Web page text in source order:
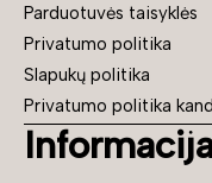
Parduotuvės taisyklės
Privatumo politika
Slapukų politika
Privatumo politika